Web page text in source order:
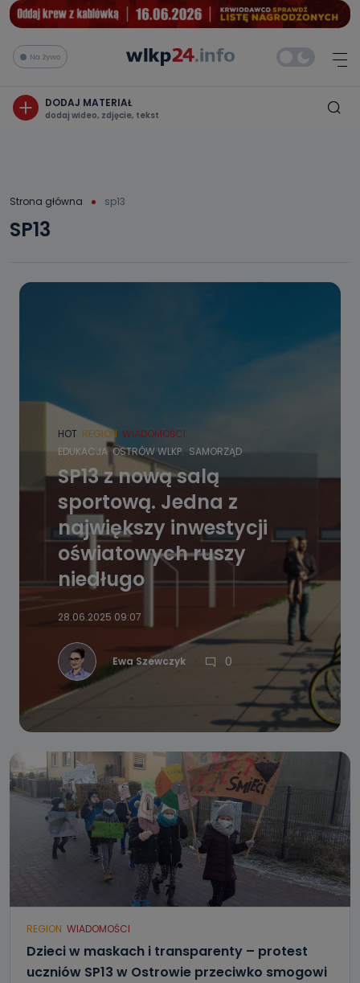
Na żywo
DODAJ MATERIAŁ
dodaj wideo, zdjęcie, tekst
Strona główna sp13
SP13
HOT REGION WIADOMOŚCI
EDUKACJA OSTRÓW WLKP. SAMORZĄD
SP13 z nową salą
sportową. Jedna z
największy inwestycji
oświatowych ruszy
niedługo
28.06.2025 09:07
Ewa Szewczyk 0
REGION WIADOMOŚCI
Dzieci w maskach i transparenty – protest
uczniów SP13 w Ostrowie przeciwko smogowi